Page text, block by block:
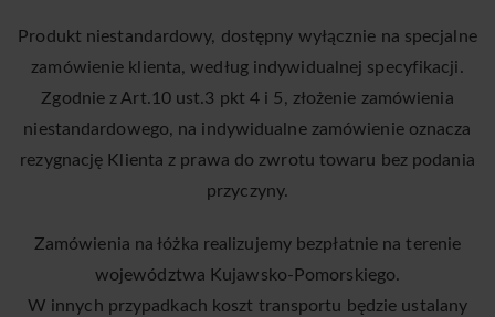
Produkt niestandardowy, dostępny wyłącznie na specjalne
zamówienie klienta, według indywidualnej specyfikacji.
Zgodnie z Art.10 ust.3 pkt 4 i 5, złożenie zamówienia
niestandardowego, na indywidualne zamówienie oznacza
rezygnację Klienta z prawa do zwrotu towaru bez podania
przyczyny.
Zamówienia na łóżka realizujemy bezpłatnie na terenie
województwa Kujawsko-Pomorskiego.
W innych przypadkach koszt transportu będzie ustalany